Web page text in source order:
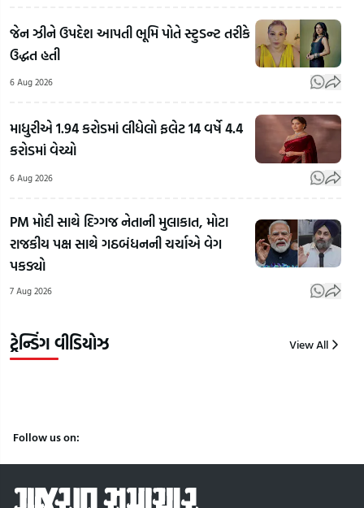
જેન ઝીને ઉપદેશ આપતી ભૂમિ પોતે સ્ટુડન્ટ તરીકે
ઉદ્ધત હતી
6 Aug 2026
માધુરીએ 1.94 કરોડમાં લીધેલો ફલેટ 14 વર્ષે 4.4
કરોડમાં વેચ્યો
6 Aug 2026
PM મોદી સાથે દિગ્ગજ નેતાની મુલાકાત, મોટા
રાજકીય પક્ષ સાથે ગઠબંધનની ચર્ચાએ વેગ
પકડ્યો
7 Aug 2026
ટ્રેન્ડિંગ વીડિયોઝ View All
Gandhi's
Favourite
BJP
રાહુલ
ગાંધીના
ફેવરિટ
ભાજપ
નેતા કોણ?
Samacha
7
અલમોડાના
પહેલી
ઈલેક્ટ્રિક
ઉડતી કાર!
Follow us on: